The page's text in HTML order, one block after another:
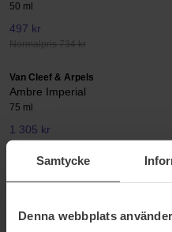
Samtycke
Denna webbplats
50 ml
497 kr
Normalpris 734 kr
Van Cleef & Arpels
Ambre Imperial
75 ml
1 305 kr
Normalpris 1 450 kr